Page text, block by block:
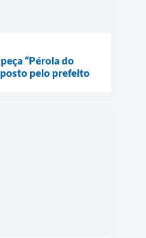
“Pérola do
pelo prefeito